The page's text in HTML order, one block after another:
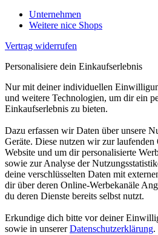
Unternehmen
Weitere nice Shops
Vertrag widerrufen
Personalisiere dein Einkaufserlebnis
Nur mit deiner individuellen
und weitere Technologien, um dir ein
Einkaufserlebnis zu bieten.
Dazu erfassen wir Daten über unsere
Geräte. Diese nutzen wir zur laufenden
Website und um dir personalisierte
sowie zur Analyse der
deine verschlüsselten Daten mit
dir über deren Online-Werbekanäle
du deren Dienste bereits selbst nutzt.
Erkundige dich bitte vor deiner
sowie in unsererDatenschutzerklärung.